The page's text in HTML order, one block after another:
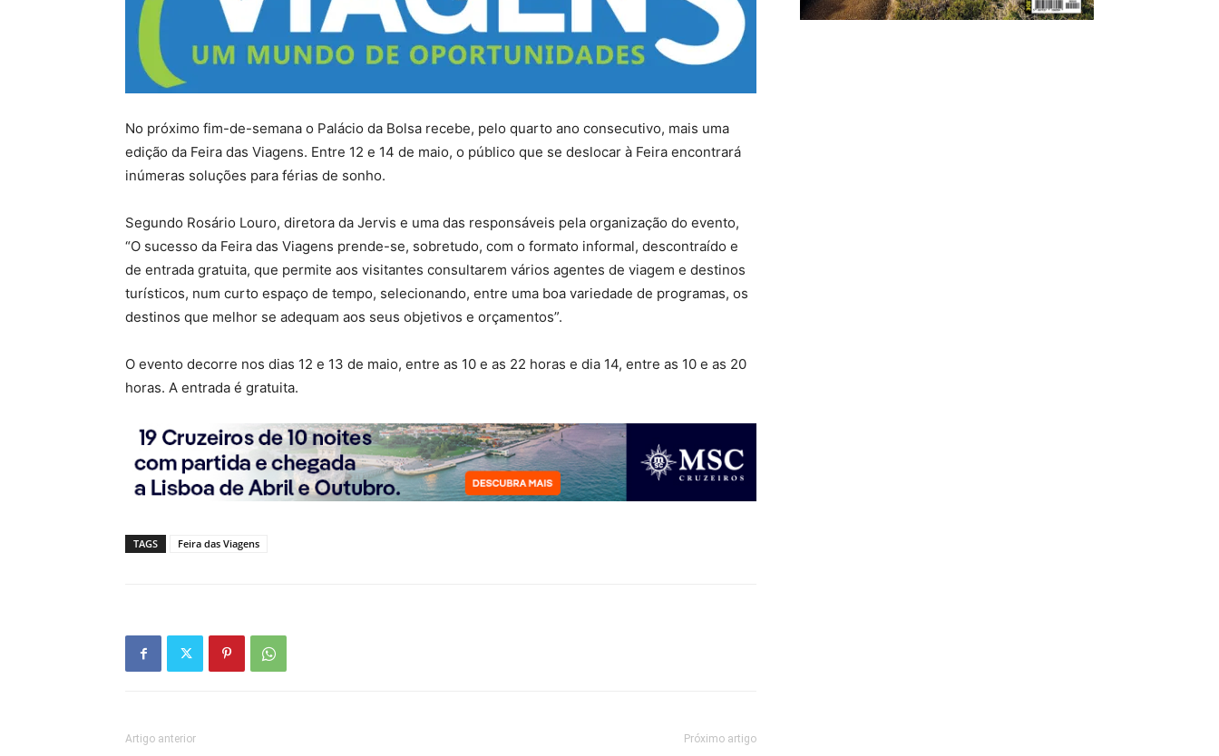
No próximo fim-de-semana o Palácio da Bolsa recebe, pelo quarto ano consecutivo, mais uma
edição da Feira das Viagens. Entre 12 e 14 de maio, o público que se deslocar à Feira encontrará
inúmeras soluções para férias de sonho.
Segundo Rosário Louro, diretora da Jervis e uma das responsáveis pela organização do evento,
“O sucesso da Feira das Viagens prende-se, sobretudo, com o formato informal, descontraído e
de entrada gratuita, que permite aos visitantes consultarem vários agentes de viagem e destinos
turísticos, num curto espaço de tempo, selecionando, entre uma boa variedade de programas, os
destinos que melhor se adequam aos seus objetivos e orçamentos”.
O evento decorre nos dias 12 e 13 de maio, entre as 10 e as 22 horas e dia 14, entre as 10 e as 20
horas. A entrada é gratuita.
TAGS Feira das Viagens
Artigo anterior Próximo artigo